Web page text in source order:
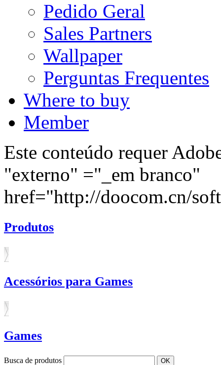
Pedido Geral
Sales Partners
Wallpaper
Perguntas Frequentes
Where to buy
Member
Este conteúdo requer
"externo" ="_em branco"
href="http://doocom.cn/
Produtos
Acessórios para Games
Games
Busca de produtos